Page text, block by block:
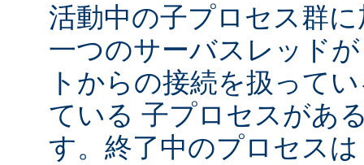
活動中の子プロセス群
一つのサーバスレッド
トからの接続を扱って
ている 子プロセスがあ
す。終了中のプロセス